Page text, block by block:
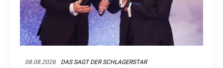
08.08.2026 DAS SAGT DER SCHLAGERSTAR